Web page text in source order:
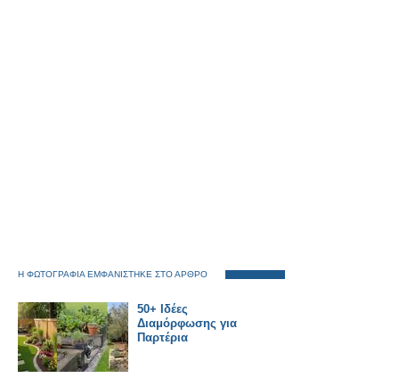
Η ΦΩΤΟΓΡΑΦΙΑ ΕΜΦΑΝΙΣΤΗΚΕ ΣΤΟ ΑΡΘΡΟ
50+ Ιδέες
Διαμόρφωσης για
Παρτέρια